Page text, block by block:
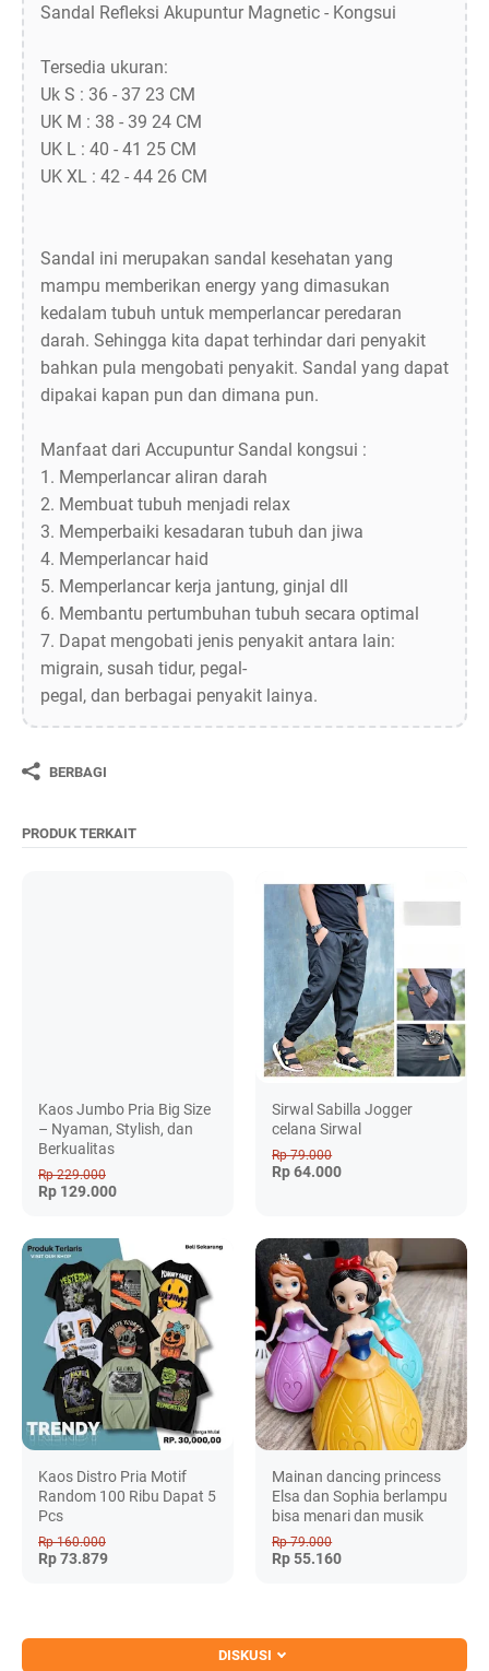
Sandal Refleksi Akupuntur Magnetic - Kongsui
Tersedia ukuran:
Uk S : 36 - 37 23 CM
UK M : 38 - 39 24 CM
UK L : 40 - 41 25 CM
UK XL : 42 - 44 26 CM
Sandal ini merupakan sandal kesehatan yang
mampu memberikan energy yang dimasukan
kedalam tubuh untuk memperlancar peredaran
darah. Sehingga kita dapat terhindar dari penyakit
bahkan pula mengobati penyakit. Sandal yang dapat
dipakai kapan pun dan dimana pun.
Manfaat dari Accupuntur Sandal kongsui :
1. Memperlancar aliran darah
2. Membuat tubuh menjadi relax
3. Memperbaiki kesadaran tubuh dan jiwa
4. Memperlancar haid
5. Memperlancar kerja jantung, ginjal dll
6. Membantu pertumbuhan tubuh secara optimal
7. Dapat mengobati jenis penyakit antara lain:
migrain, susah tidur, pegal-
pegal, dan berbagai penyakit lainya.
BERBAGI
PRODUK TERKAIT
Kaos Jumbo Pria Big Size
– Nyaman, Stylish, dan
Berkualitas
Rp 229.000
Rp 129.000
Sirwal Sabilla Jogger
celana Sirwal
Rp 79.000
Rp 64.000
Kaos Distro Pria Motif
Random 100 Ribu Dapat 5
Pcs
Rp 160.000
Rp 73.879
Mainan dancing princess
Elsa dan Sophia berlampu
bisa menari dan musik
Rp 79.000
Rp 55.160
DISKUSI